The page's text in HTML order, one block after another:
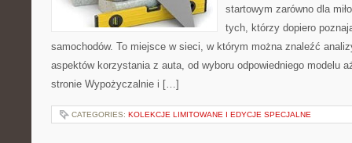
startowym zarówno dla
tych, którzy dopiero
samochodów. To miejsce w sieci, w którym można znaleźć
aspektów korzystania z auta, od wyboru odpowiedniego modelu
stronie Wypożyczalnie i […]
CATEGORIES: KOLEKCJE LIMITOWANE I EDYCJE SPECJALNE